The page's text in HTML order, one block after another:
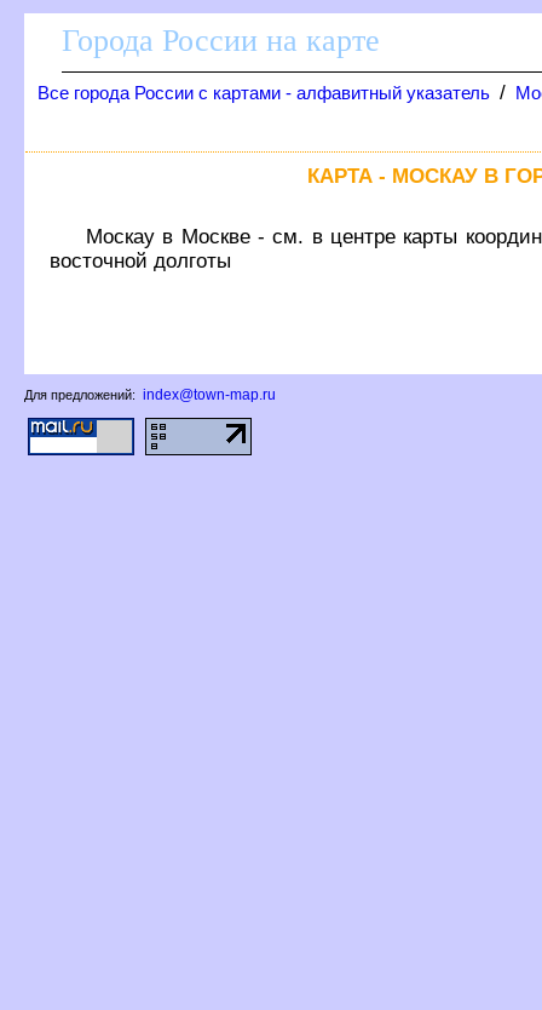
Города России на карте
се города России с картами - алфавитный указатель /
КАРТА - МОСКАУ В
Москау в Москве - см. в центре карты
осточной долготы
Для предложений: index@town-map.ru